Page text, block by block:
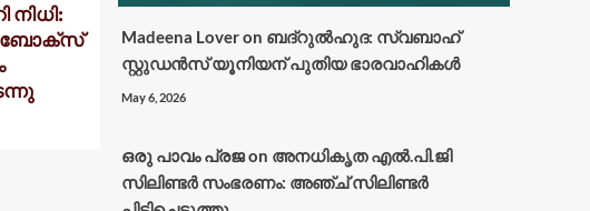
ബോക്സ്
Madeena Loveron ബദ്റുൽഹുദ: സ്വബാഹ്
സ്റ്റുഡൻസ് യൂനിയന് പുതിയ ഭാരവാഹികൾ
May 6, 2026
ഒരു പാവം പ്രജon അനധികൃത എൽ.പി.ജി
സിലിണ്ടർ സംഭരണം: അഞ്ച് സിലിണ്ടർ